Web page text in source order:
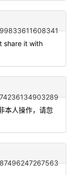
share it with
本人操作，请忽